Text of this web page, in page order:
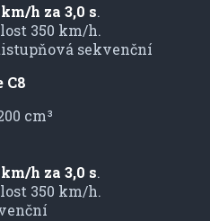
h za 3,0 s.
350 km/h.
sekvenční
C8
cm³
h za 3,0 s.
350 km/h.